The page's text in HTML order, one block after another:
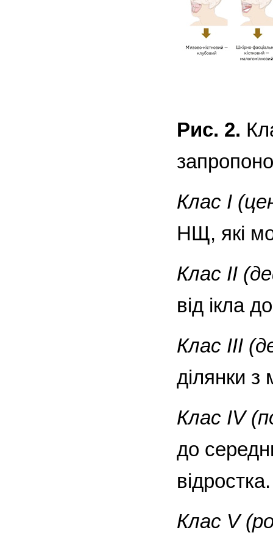
Рис. 2.
Клас I
НЩ, які
Клас II
від ікла
Клас III
ділянки з
Клас IV
до
відростка.
Клас V